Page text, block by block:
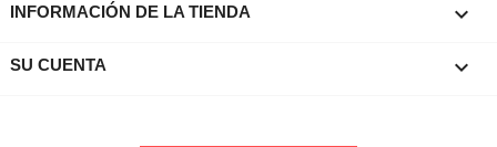
INFORMACIÓN DE LA TIENDA keyboard_arrow_down
SU CUENTA 